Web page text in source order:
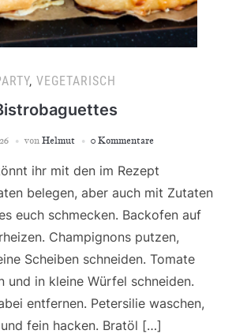
, VEGETARISCH
von Helmut 0 Kommentare
ihr mit den im Rezept
belegen, aber auch mit Zutaten
euch schmecken. Backofen auf
Champignons putzen,
Scheiben schneiden. Tomate
und in kleine Würfel schneiden.
entfernen. Petersilie waschen,
fein hacken. Bratöl […]